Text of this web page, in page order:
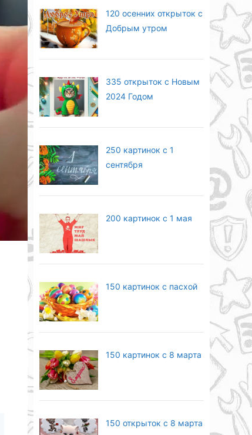
120 осенних открыток с
Добрым утром
335 открыток с Новым
2024 Годом
250 картинок с 1
сентября
200 картинок с 1 мая
150 картинок с пасхой
150 картинок с 8 марта
150 открыток с 8 марта